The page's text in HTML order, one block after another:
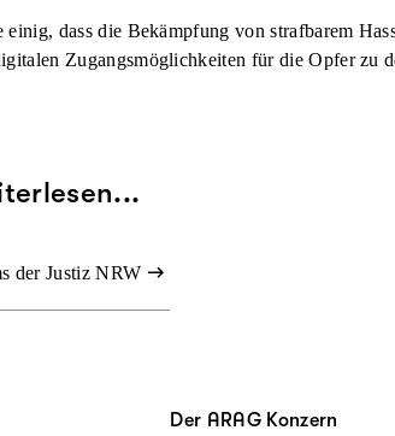
dass die Bekämpfung von strafbarem
Zugangsmöglichkeiten für die Opferzu
der Justiz NRW
Der ARAG Konzern